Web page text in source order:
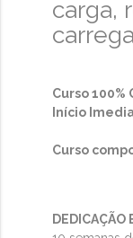
carga,
Curso 100%
Início
Curso
DEDICAÇÃO